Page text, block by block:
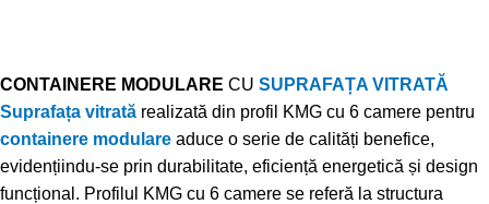
CONTAINERE MODULARE CU SUPRAFAȚA VITRATĂ
Suprafața vitrată realizată din profil KMG cu 6 camere pentru
containere modulare aduce o serie de calități benefice,
evidențiindu-se prin durabilitate, eficiență energetică și design
funcțional. Profilul KMG cu 6 camere se referă la structura